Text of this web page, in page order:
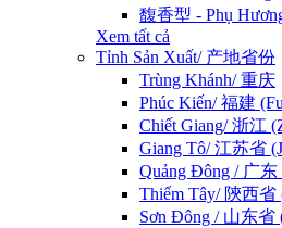
馥香型 - Phụ
Xem tất cả
Tỉnh Sản Xuất/ 产地省份
Trùng Khánh/ 重庆
Phúc Kiến/ 福建
Chiết Giang/ 浙江
Giang Tô/ 江苏省
Quảng Đông / 广东
Thiểm Tây/ 陝西省
Sơn Đông / 山东省